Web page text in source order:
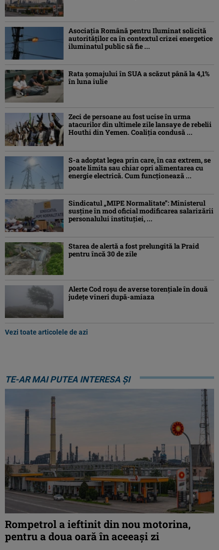
Asociaţia Română pentru Iluminat solicită
autorităților ca în contextul crizei energetice
iluminatul public să fie ...
Rata șomajului în SUA a scăzut până la 4,1%
în luna iulie
Zeci de persoane au fost ucise în urma
atacurilor din ultimele zile lansaye de rebelii
Houthi din Yemen. Coaliția condusă ...
S-a adoptat legea prin care, în caz extrem, se
poate limita sau chiar opri alimentarea cu
energie electrică. Cum funcționează ...
Sindicatul „MIPE Normalitate”: Ministerul
susține în mod oficial modificarea salarizării
personalului instituției, ...
Starea de alertă a fost prelungită la Praid
pentru încă 30 de zile
Alerte Cod roşu de averse torenţiale în două
județe vineri după-amiaza
Vezi toate articolele de azi
TE-AR MAI PUTEA INTERESA ȘI
Rompetrol a ieftinit din nou motorina,
pentru a doua oară în aceeași zi